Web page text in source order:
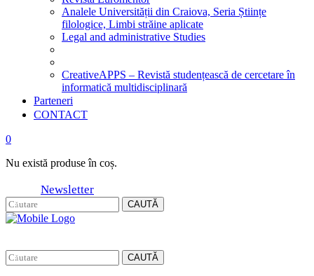
Analele Universității din Craiova, Seria Științe
filologice, Limbi străine aplicate
Legal and administrative Studies
CreativeAPPS – Revistă studențească de cercetare în
informatică multidisciplinară
Parteneri
CONTACT
0
Nu există produse în coș.
Newsletter
CAUTĂ
CAUTĂ